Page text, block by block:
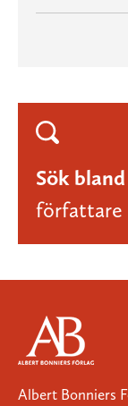
Sök
författare
Albert Bonniers